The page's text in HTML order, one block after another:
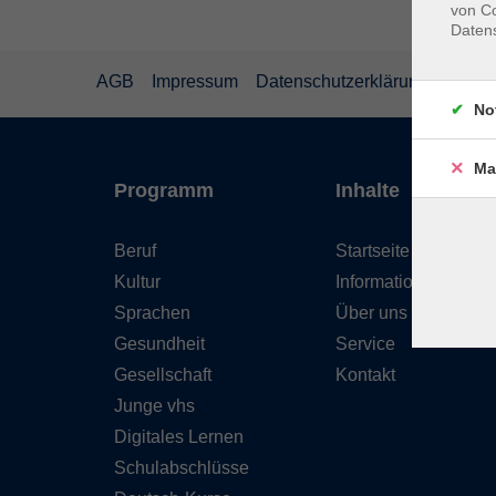
AGB Impressum Datenschutzerklärung
Programm
Beruf
Kultur
Sprachen
Gesundheit
Gesellschaft
Junge vhs
Digitales Lernen
Schulabschlüsse
Inhalte
Startseite
Informationen
Über uns
Service
Kontakt
von